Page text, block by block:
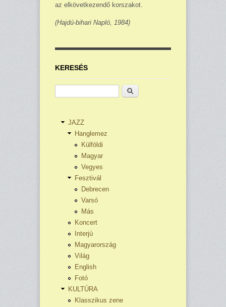
az elkö­vetkezendő korszakot.
(Hajdú-bihari Napló, 1984)
KERESÉS
Keresés
JAZZ
Hanglemez
Külföldi
Magyar
Vegyes
Fesztivál
Debrecen
Varsó
Más
Koncert
Interjú
Magyarország
Világ
English
Fotó
KULTÚRA
Klasszikus zene